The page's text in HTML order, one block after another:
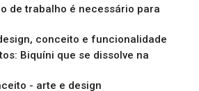
de trabalho é necessário para
conceito e funcionalidade
Biquíni que se dissolve na
- arte e design